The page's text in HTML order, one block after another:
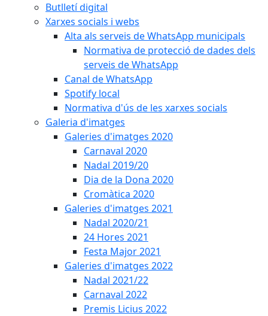
Butlletí digital
Xarxes socials i webs
Alta als serveis de WhatsApp municipals
Normativa de protecció de dades dels
serveis de WhatsApp
Canal de WhatsApp
Spotify local
Normativa d'ús de les xarxes socials
Galeria d'imatges
Galeries d'imatges 2020
Carnaval 2020
Nadal 2019/20
Dia de la Dona 2020
Cromàtica 2020
Galeries d'imatges 2021
Nadal 2020/21
24 Hores 2021
Festa Major 2021
Galeries d'imatges 2022
Nadal 2021/22
Carnaval 2022
Premis Licius 2022